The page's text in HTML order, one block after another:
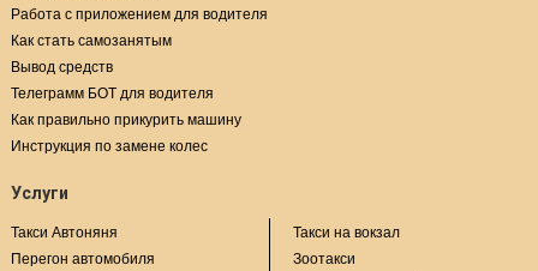
Работа с приложением для водителя
Как стать самозанятым
Вывод средств
Телеграмм БОТ для водителя
Как правильно прикурить машину
Инструкция по замене колес
Услуги
Такси Автоняня
Перегон автомобиля
Такси на вокзал
Зоотакси